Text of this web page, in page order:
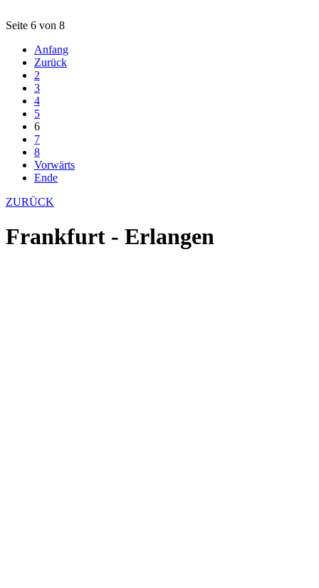
Seite 6 von 8
Anfang
Zurück
2
3
4
5
6
7
8
Vorwärts
Ende
ZURÜCK
Frankfurt - Erlangen